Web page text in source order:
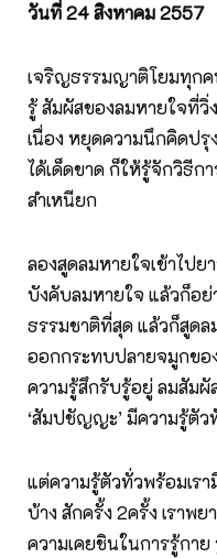
วันที่24สิงหาคม2557
เจริญธรรมญาติโยมทุก
รู้ สัมผัสของลมหายใจที่วิ่
เนื่อง หยุดความนึกคิดปรุ
ได้เด็ดขาด ก็ให้รู้จักวิธีก
สำเหนียก
ลองสูดลมหายใจเข้าไป
บังคับลมหายใจ แล้วก็อย่
ธรรมชาติที่สุด แล้วก็สูดล
ออกกระทบปลายจมูกของ
ความรู้สึกรับรู้อยู่ ลมสัมผั
‘สัมปชัญญะ’ มีความรู้ตั
แต่ความรู้ตัวทั่วพร้อมเร
บ้าง สักครั้ง 2ครั้ง เราพ
ความเคยชินในการรู้กา